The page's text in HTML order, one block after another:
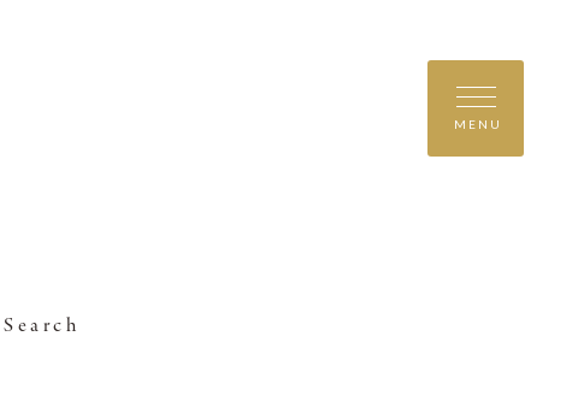
MENU
Search